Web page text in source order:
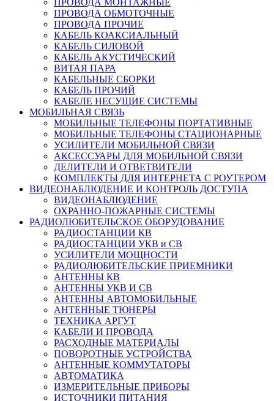
ПРОВОДА ОБМОТОЧНЫЕ
ПРОВОДА ПРОЧИЕ
КАБЕЛЬ КОАКСИАЛЬНЫЙ
КАБЕЛЬ СИЛОВОЙ
КАБЕЛЬ АКУСТИЧЕСКИЙ
ВИТАЯ ПАРА
КАБЕЛЬНЫЕ СБОРКИ
КАБЕЛЬ ПРОЧИЙ
КАБЕЛЕ НЕСУЩИЕ СИСТЕМЫ
МОБИЛЬНАЯ СВЯЗЬ
МОБИЛЬНЫЕ ТЕЛЕФОНЫ ПОРТАТИВНЫЕ
МОБИЛЬНЫЕ ТЕЛЕФОНЫ СТАЦИОНАРНЫЕ
УСИЛИТЕЛИ МОБИЛЬНОЙ СВЯЗИ
АКСЕССУАРЫ ДЛЯ МОБИЛЬНОЙ СВЯЗИ
ДЕЛИТЕЛИ И ОТВЕТВИТЕЛИ
КОМПЛЕКТЫ ДЛЯ ИНТЕРНЕТА С РОУТЕРОМ
ВИДЕОНАБЛЮДЕНИЕ И КОНТРОЛЬ ДОСТУПА
ВИДЕОНАБЛЮДЕНИЕ
ОХРАННО-ПОЖАРНЫЕ СИСТЕМЫ
РАДИОЛЮБИТЕЛЬСКОЕ ОБОРУДОВАНИЕ
РАДИОСТАНЦИИ КВ
РАДИОСТАНЦИИ УКВ и СВ
УСИЛИТЕЛИ МОЩНОСТИ
РАДИОЛЮБИТЕЛЬСКИЕ ПРИЕМНИКИ
АНТЕННЫ КВ
АНТЕННЫ УКВ И СВ
АНТЕННЫ АВТОМОБИЛЬНЫЕ
АНТЕННЫЕ ТЮНЕРЫ
ТЕХНИКА АРГУТ
КАБЕЛИ И ПРОВОДА
РАСХОДНЫЕ МАТЕРИАЛЫ
ПОВОРОТНЫЕ УСТРОЙСТВА
АНТЕННЫЕ КОММУТАТОРЫ
АВТОМАТИКА
ИЗМЕРИТЕЛЬНЫЕ ПРИБОРЫ
ИСТОЧНИКИ ПИТАНИЯ